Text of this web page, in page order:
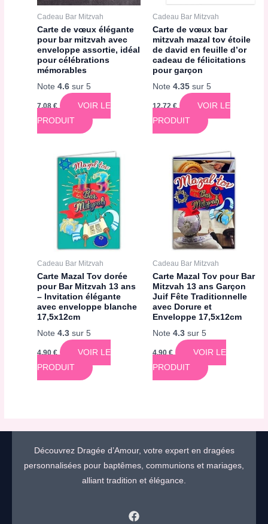
Cadeau Bar Mitzvah
Carte de vœux élégante
pour bar mitzvah avec
enveloppe assortie, idéal
pour célébrations
mémorables
Note4.6 sur 5
7,08€
VOIR LE
PRODUIT
Cadeau Bar Mitzvah
Carte de vœux bar
mitzvah mazal tov étoile
de david en feuille d’or
cadeau de félicitations
pour garçon
Note 4.35sur 5
12,72€
VOIR LE
PRODUIT
Cadeau Bar Mitzvah
Carte Mazal Tov dorée
pour Bar Mitzvah 13 ans
– Invitation élégante
avec enveloppe blanche
17,5x12cm
Note4.3 sur 5
4,90€
VOIR LE
PRODUIT
Cadeau Bar Mitzvah
Carte Mazal Tov pour Bar
Mitzvah 13 ans Garçon
Juif Fête Traditionnelle
avec Dorure et
Enveloppe 17,5x12cm
Note 4.3sur 5
4,90€
VOIR LE
PRODUIT
Découvrez Dragée d’Amour, votre expert en dragées
personnalisées pour baptêmes, communions et mariages,
alliant tradition et élégance.